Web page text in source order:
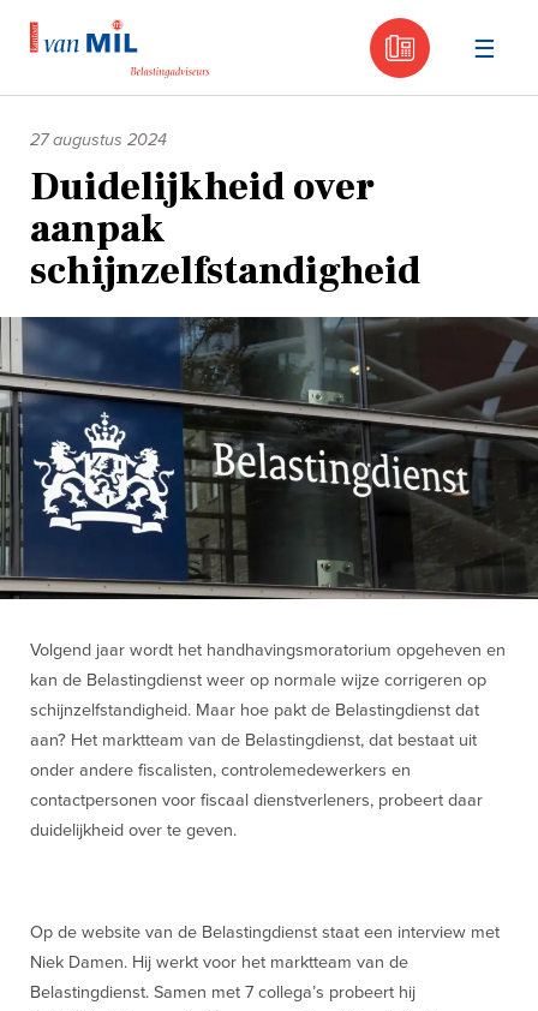
030 -
inhoud
27 augustus 2024
Duidelijkheid over
aanpak
schijnzelfstandigheid
Volgend jaar wordt het handhavingsmoratorium opgeheven en
kan de Belastingdienst weer op normale wijze corrigeren op
schijnzelfstandigheid. Maar hoe pakt de Belastingdienst dat
aan? Het marktteam van de Belastingdienst, dat bestaat uit
onder andere fiscalisten, controlemedewerkers en
contactpersonen voor fiscaal dienstverleners, probeert daar
duidelijkheid over te geven.
Op de website van de Belastingdienst staat een interview met
Niek Damen. Hij werkt voor het marktteam van de
Belastingdienst. Samen met 7 collega’s probeert hij